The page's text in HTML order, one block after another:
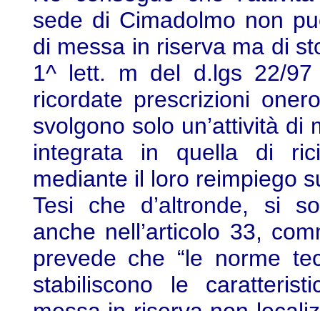
sede di Cimadolmo non
di messa in riserva ma di
1^ lett. m del d.lgs 22/
ricordate prescrizioni
svolgono solo un’attività
integrata in quella di
mediante il loro reimpiego
Tesi che d’altronde, si
anche nell’articolo 33,
prevede che “le norme
stabiliscono le